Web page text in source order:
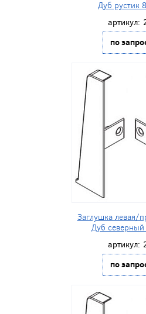
Дуб рустик
артикул:
по
Заглушка левая/
Дуб
артикул:
по